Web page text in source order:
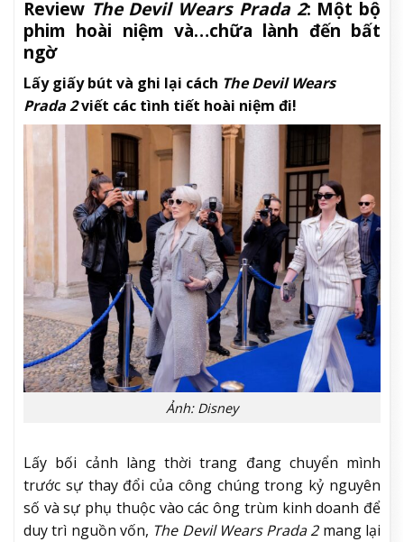
Review The Devil Wears Prada 2: Một bộ
phim hoài niệm và…chữa lành đến bất
ngờ
Lấy giấy bút và ghi lại cách The Devil Wears
Prada 2viết các tình tiết hoài niệm đi!
Ảnh: Disney
Lấy bối cảnh làng thời trang đang chuyển mình
trước sự thay đổi của công chúng trong kỷ nguyên
số và sự phụ thuộc vào các ông trùm kinh doanh để
duy trì nguồn vốn, The Devil Wears Prada 2mang lại